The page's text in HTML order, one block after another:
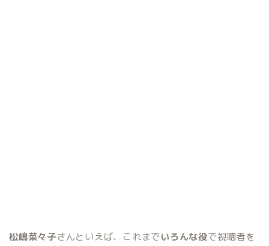
松嶋菜々子さんといえば、これまでいろんな役で視聴者を